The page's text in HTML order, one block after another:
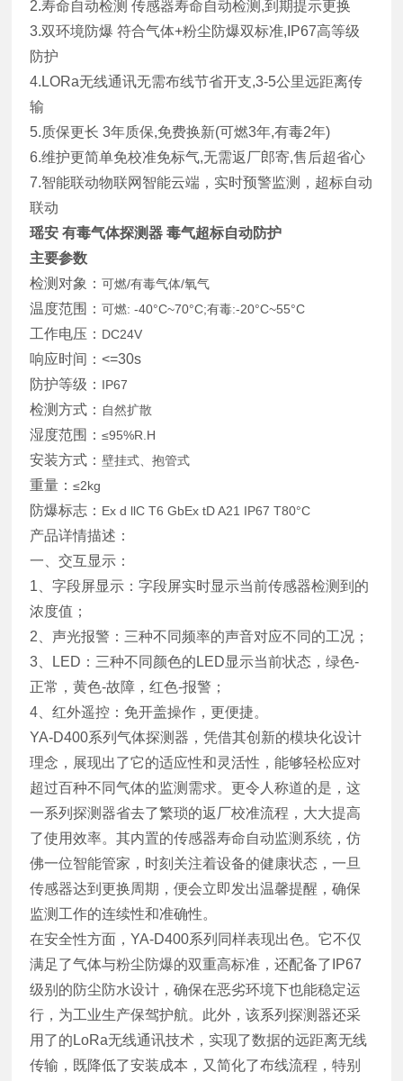
2.寿命自动检测 传感器寿命自动检测,到期提示更换
3.双环境防爆 符合气体+粉尘防爆双标准,IP67高等级
防护
4.LORa无线通讯无需布线节省开支,3-5公里远距离传
输
5.质保更长 3年质保,免费换新(可燃3年,有毒2年)
6.维护更简单免校准免标气,无需返厂郎寄,售后超省心
7.智能联动物联网智能云端，实时预警监测，超标自动
联动
瑶安 有毒气体探测器 毒气超标自动防护
主要参数
检测对象：可燃/有毒气体/氧气
温度范围：可燃: -40°C~70°C;有毒:-20°C~55°C
工作电压： DC24V
响应时间：<=30s
防护等级： IP67
检测方式： 自然扩散
湿度范围：≤95%R.H
安装方式：壁挂式、抱管式
重量：≤2kg
防爆标志： Ex d llC T6 GbEx tD A21 IP67 T80°C
产品详情描述：
一、交互显示：
1、字段屏显示：字段屏实时显示当前传感器检测到的
浓度值；
2、声光报警：三种不同频率的声音对应不同的工况；
3、LED：三种不同颜色的LED显示当前状态，绿色-
正常，黄色-故障，红色-报警；
4、红外遥控：免开盖操作，更便捷。
YA-D400系列气体探测器，凭借其创新的模块化设计
理念，展现出了它的适应性和灵活性，能够轻松应对
超过百种不同气体的监测需求。更令人称道的是，这
一系列探测器省去了繁琐的返厂校准流程，大大提高
了使用效率。其内置的传感器寿命自动监测系统，仿
佛一位智能管家，时刻关注着设备的健康状态，一旦
传感器达到更换周期，便会立即发出温馨提醒，确保
监测工作的连续性和准确性。
在安全性方面，YA-D400系列同样表现出色。它不仅
满足了气体与粉尘防爆的双重高标准，还配备了IP67
级别的防尘防水设计，确保在恶劣环境下也能稳定运
行，为工业生产保驾护航。此外，该系列探测器还采
用了的LoRa无线通讯技术，实现了数据的远距离无线
传输，既降低了安装成本，又简化了布线流程，特别